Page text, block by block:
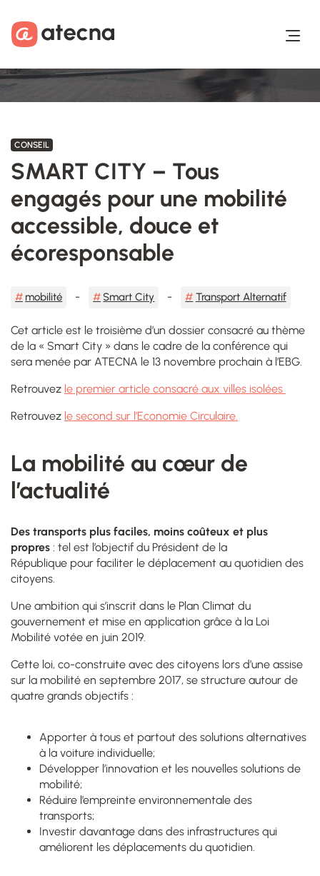
CONSEIL
SMART CITY – Tous
engagés pour une mobilité
accessible, douce et
écoresponsable
mobilité Smart City Transport Alternatif
Cet article est le troisième d’un dossier consacré au thème
de la « Smart City » dans le cadre de la conférence qui
sera menée par ATECNA le 13 novembre prochain à l’EBG.
Retrouvez le premier article consacré aux villes isolées
Retrouvez le second sur l’Economie Circulaire.
La mobilité au cœur de
l’actualité
Des transports plus faciles, moins coûteux et plus
propres : tel est l’objectif du Président de la
République pour faciliter le déplacement au quotidien des
citoyens.
Une ambition qui s’inscrit dans le Plan Climat du
gouvernement et mise en application grâce à la Loi
Mobilité votée en juin 2019.
Cette loi, co-construite avec des citoyens lors d’une assise
sur la mobilité en septembre 2017, se structure autour de
quatre grands objectifs :
Apporter à tous et partout des solutions alternatives
à la voiture individuelle;
Développer l’innovation et les nouvelles solutions de
mobilité;
Réduire l’empreinte environnementale des
transports;
Investir davantage dans des infrastructures qui
améliorent les déplacements du quotidien.